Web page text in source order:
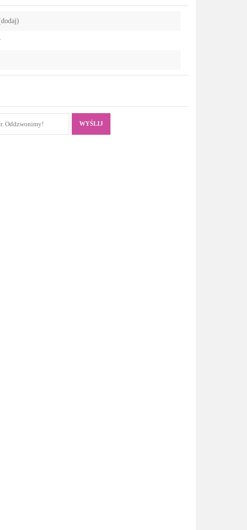
przechowalni
WYŚLIJ